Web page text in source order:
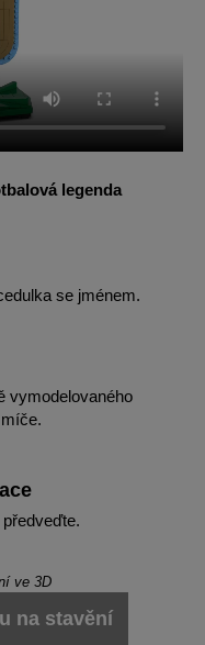
legenda
se jménem.
vymodelovaného
na stavění